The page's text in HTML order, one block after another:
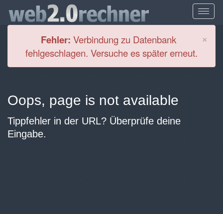
×
Fehler: Verbindung zu Datenbank
fehlgeschlagen. Versuche es später erneut.
Oops, page is not available
Tippfehler in der URL? Überprüfe deine
Eingabe.